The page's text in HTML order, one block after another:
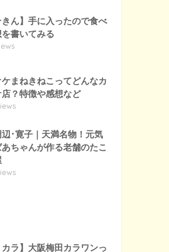
きん】手に入ったので食べ
書いてみる
ケまねきねこってどんなカ
店？特徴や感想など
辺･寛子｜天満名物！元気
ちゃんが作る老舗のたこ
カラ】大阪梅田カラワンっ